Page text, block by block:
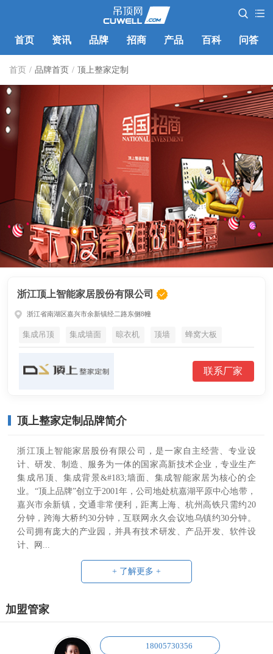
首页 资讯 品牌 招商 产品 百科 问答
首页 / 品牌首页 / 顶上整家定制
浙江顶上智能家居股份有限公司
浙江省南湖区嘉兴市余新镇经二路东侧8幢
集成吊顶 集成墙面 晾衣机 顶墙 蜂窝大板
联系厂家
顶上整家定制品牌简介
浙江顶上智能家居股份有限公司，是一家自主经营、专业设
计、研发、制造、服务为一体的国家高新技术企业，专业生产
集成吊顶、集成背景&#183;墙面、集成智能家居为核心的企
业。“顶上品牌”创立于2001年，公司地处杭嘉湖平原中心地带，
嘉兴市余新镇，交通非常便利，距离上海、杭州高铁只需约20
分钟，跨海大桥约30分钟，互联网永久会议地乌镇约30分钟。
公司拥有庞大的产业园，并具有技术研发、产品开发、软件设
计、网...
+ 了解更多 +
加盟管家
18005730356